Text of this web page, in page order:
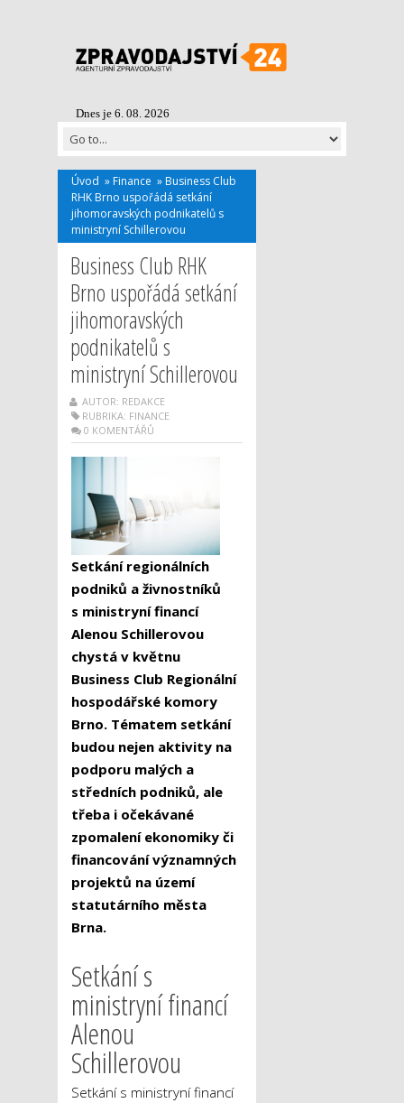
Dnes je 6. 08. 2026
Úvod » Finance » Business Club
RHK Brno uspořádá setkání
jihomoravských podnikatelů s
ministryní Schillerovou
Business Club RHK
Brno uspořádá setkání
jihomoravských
podnikatelů s
ministryní Schillerovou
AUTOR: REDAKCE
RUBRIKA: FINANCE
0 KOMENTÁŘŮ
Setkání regionálních
podniků a živnostníků
s ministryní financí
Alenou Schillerovou
chystá v květnu
Business Club Regionální
hospodářské komory
Brno. Tématem setkání
budou nejen aktivity na
podporu malých a
středních podniků, ale
třeba i očekávané
zpomalení ekonomiky či
financování významných
projektů na území
statutárního města
Brna.
Setkání s
ministryní financí
Alenou
Schillerovou
Setkání s ministryní financí